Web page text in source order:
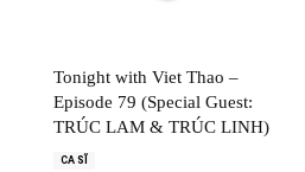
Tonight with Viet Thao –
Episode 79 (Special Guest:
TRÚC LAM & TRÚC LINH)
CA SĨ